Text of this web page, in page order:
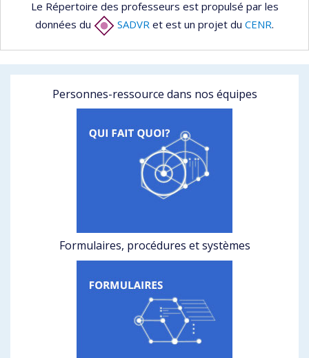
Le Répertoire des professeurs est propulsé par les
données du
SADVR et est un projet du CENR.
Personnes-ressource dans nos équipes
Formulaires, procédures et systèmes